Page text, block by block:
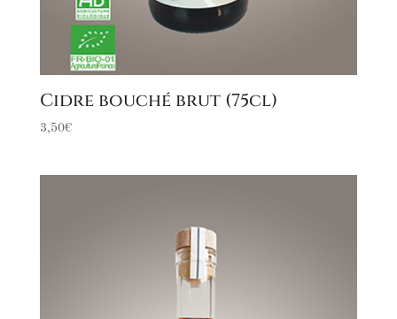
Cidre bouché brut (75cl)
3,50€